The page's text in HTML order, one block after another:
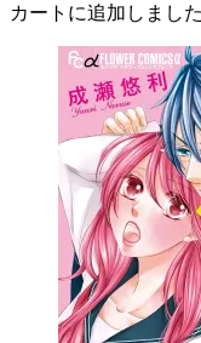
カートに追加しました